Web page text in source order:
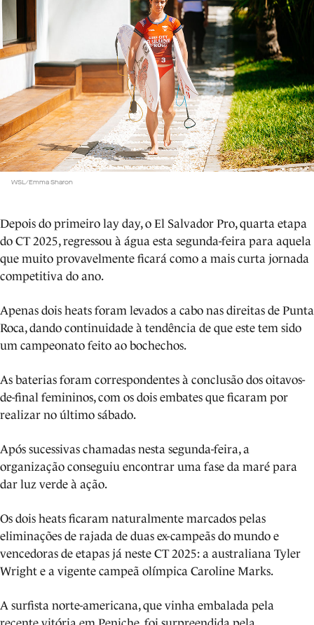
WSL/Emma Sharon
Depois do primeiro lay day, o El Salvador Pro, quarta etapa
do CT 2025, regressou à água esta segunda-feira para aquela
que muito provavelmente ficará como a mais curta jornada
competitiva do ano.
Apenas dois heats foram levados a cabo nas direitas de Punta
Roca, dando continuidade à tendência de que este tem sido
um campeonato feito ao bochechos.
As baterias foram correspondentes à conclusão dos oitavos-
de-final femininos, com os dois embates que ficaram por
realizar no último sábado.
Após sucessivas chamadas nesta segunda-feira, a
organização conseguiu encontrar uma fase da maré para
dar luz verde à ação.
Os dois heats ficaram naturalmente marcados pelas
eliminações de rajada de duas ex-campeãs do mundo e
vencedoras de etapas já neste CT 2025: a australiana Tyler
Wright e a vigente campeã olímpica Caroline Marks.
A surfista norte-americana, que vinha embalada pela